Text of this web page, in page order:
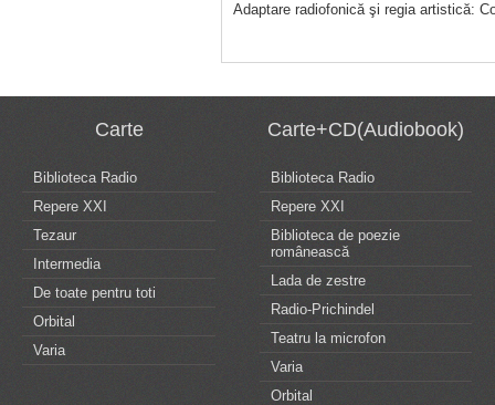
Adaptare radiofonică şi regia artistică:
Carte
Biblioteca Radio
Repere XXI
Tezaur
Intermedia
De toate pentru toti
Orbital
Varia
Carte+CD(Audiobook)
Biblioteca Radio
Repere XXI
Biblioteca de poezie
românească
Lada de zestre
Radio-Prichindel
Teatru la microfon
Varia
Orbital